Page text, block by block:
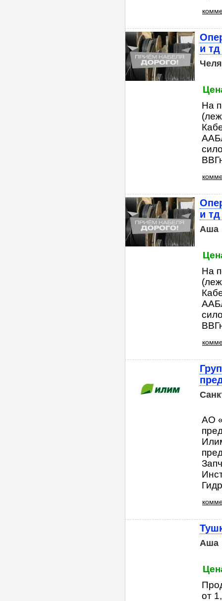
и
На
и
Аша
На
АО
Аша
от